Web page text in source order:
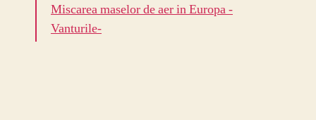
Miscarea maselor de aer in Europa -
Vanturile-